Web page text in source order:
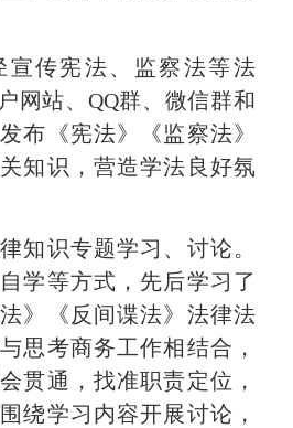
传宪法、监察法等法
网站、QQ群、微信群和
布《宪法》《监察法》
知识，营造学法良好氛
识专题学习、讨论。
学等方式，先后学习了
》《反间谍法》法律法
思考商务工作相结合，
贯通，找准职责定位，
绕学习内容开展讨论，